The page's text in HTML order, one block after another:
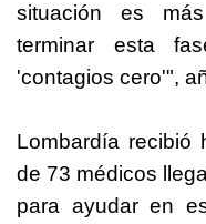
situación es
terminar esta
'contagios cero'",
Lombardía recibió
de 73 médicos
para ayudar en